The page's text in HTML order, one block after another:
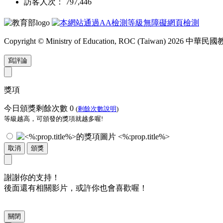
訪客人次： 797,446
Copyright © Ministry of Education, ROC (Taiwan) 2026 中華民國
寫評論
獎項
今日頒獎剩餘次數 0 (剩餘次數說明)
等級越高，可頒發的獎項就越多喔!
<%:prop.title%>
取消 頒獎
謝謝你的支持！
後面還有相關影片，或許你也會喜歡喔！
關閉